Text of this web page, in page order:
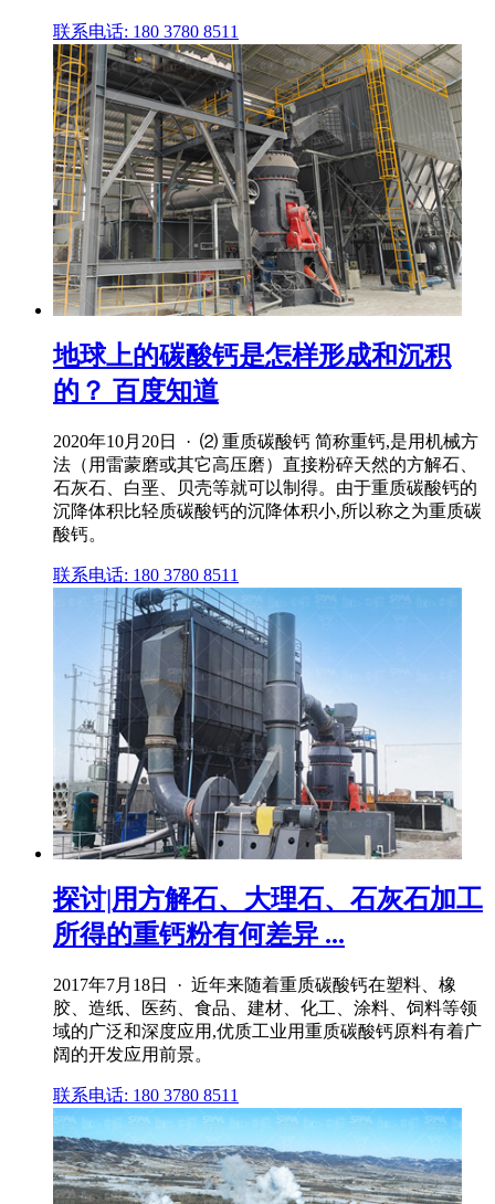
联系电话: 180 3780 8511
地球上的碳酸钙是怎样形成和沉积
的？ 百度知道
2020年10月20日 · ⑵ 重质碳酸钙 简称重钙,是用机械方
法（用雷蒙磨或其它高压磨）直接粉碎天然的方解石、
石灰石、白垩、贝壳等就可以制得。由于重质碳酸钙的
沉降体积比轻质碳酸钙的沉降体积小,所以称之为重质碳
酸钙。
联系电话: 180 3780 8511
探讨|用方解石、大理石、石灰石加工
所得的重钙粉有何差异 ...
2017年7月18日 · 近年来随着重质碳酸钙在塑料、橡
胶、造纸、医药、食品、建材、化工、涂料、饲料等领
域的广泛和深度应用,优质工业用重质碳酸钙原料有着广
阔的开发应用前景。
联系电话: 180 3780 8511